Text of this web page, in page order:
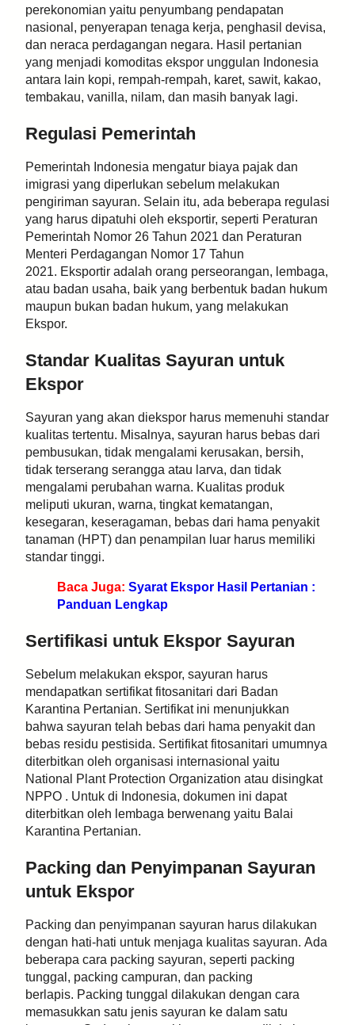
perekonomian yaitu penyumbang pendapatan
nasional, penyerapan tenaga kerja, penghasil devisa,
dan neraca perdagangan negara. Hasil pertanian
yang menjadi komoditas ekspor unggulan Indonesia
antara lain kopi, rempah-rempah, karet, sawit, kakao,
tembakau, vanilla, nilam, dan masih banyak lagi.
Regulasi Pemerintah
Pemerintah Indonesia mengatur biaya pajak dan
imigrasi yang diperlukan sebelum melakukan
pengiriman sayuran. Selain itu, ada beberapa regulasi
yang harus dipatuhi oleh eksportir, seperti Peraturan
Pemerintah Nomor 26 Tahun 2021 dan Peraturan
Menteri Perdagangan Nomor 17 Tahun
2021. Eksportir adalah orang perseorangan, lembaga,
atau badan usaha, baik yang berbentuk badan hukum
maupun bukan badan hukum, yang melakukan
Ekspor.
Standar Kualitas Sayuran untuk
Ekspor
Sayuran yang akan diekspor harus memenuhi standar
kualitas tertentu. Misalnya, sayuran harus bebas dari
pembusukan, tidak mengalami kerusakan, bersih,
tidak terserang serangga atau larva, dan tidak
mengalami perubahan warna. Kualitas produk
meliputi ukuran, warna, tingkat kematangan,
kesegaran, keseragaman, bebas dari hama penyakit
tanaman (HPT) dan penampilan luar harus memiliki
standar tinggi.
Baca Juga: Syarat Ekspor Hasil Pertanian :
Panduan Lengkap
Sertifikasi untuk Ekspor Sayuran
Sebelum melakukan ekspor, sayuran harus
mendapatkan sertifikat fitosanitari dari Badan
Karantina Pertanian. Sertifikat ini menunjukkan
bahwa sayuran telah bebas dari hama penyakit dan
bebas residu pestisida. Sertifikat fitosanitari umumnya
diterbitkan oleh organisasi internasional yaitu
National Plant Protection Organization atau disingkat
NPPO . Untuk di Indonesia, dokumen ini dapat
diterbitkan oleh lembaga berwenang yaitu Balai
Karantina Pertanian.
Packing dan Penyimpanan Sayuran
untuk Ekspor
Packing dan penyimpanan sayuran harus dilakukan
dengan hati-hati untuk menjaga kualitas sayuran. Ada
beberapa cara packing sayuran, seperti packing
tunggal, packing campuran, dan packing
berlapis. Packing tunggal dilakukan dengan cara
memasukkan satu jenis sayuran ke dalam satu